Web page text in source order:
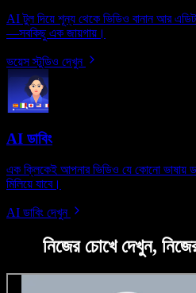
AI টুল দিয়ে শূন্য থেকে ভিডিও বানান আর
—সবকিছু এক জায়গায়।
ভয়েস স্টুডিও দেখুন
AI ডাবিং
এক ক্লিকেই আপনার ভিডিও যে কোনো
মিলিয়ে যাবে।
AI ডাবিং দেখুন
নিজের চোখে দেখুন,